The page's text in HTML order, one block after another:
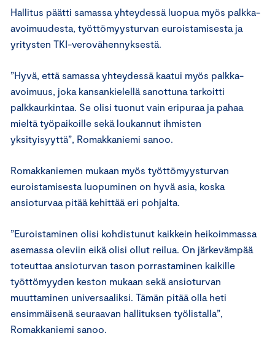
Hallitus päätti samassa yhteydessä luopua myös palkka-
avoimuudesta, työttömyysturvan euroistamisesta ja
yritysten TKI-verovähennyksestä.
”Hyvä, että samassa yhteydessä kaatui myös palkka-
avoimuus, joka kansankielellä sanottuna tarkoitti
palkkaurkintaa. Se olisi tuonut vain eripuraa ja pahaa
mieltä työpaikoille sekä loukannut ihmisten
yksityisyyttä”, Romakkaniemi sanoo.
Romakkaniemen mukaan myös työttömyysturvan
euroistamisesta luopuminen on hyvä asia, koska
ansioturvaa pitää kehittää eri pohjalta.
”Euroistaminen olisi kohdistunut kaikkein heikoimmassa
asemassa oleviin eikä olisi ollut reilua. On järkevämpää
toteuttaa ansioturvan tason porrastaminen kaikille
työttömyyden keston mukaan sekä ansioturvan
muuttaminen universaaliksi. Tämän pitää olla heti
ensimmäisenä seuraavan hallituksen työlistalla”,
Romakkaniemi sanoo.